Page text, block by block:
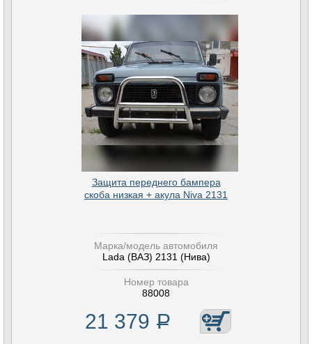
Защита переднего бампера
скоба низкая + акула Niva 2131
Марка/модель автомобиля
Lada (ВАЗ) 2131 (Нива)
Номер товара
88008
21 379 Р